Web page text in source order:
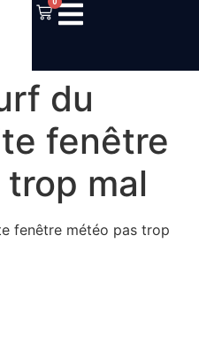
du
fenêtre
mal
fenêtre météo pas trop